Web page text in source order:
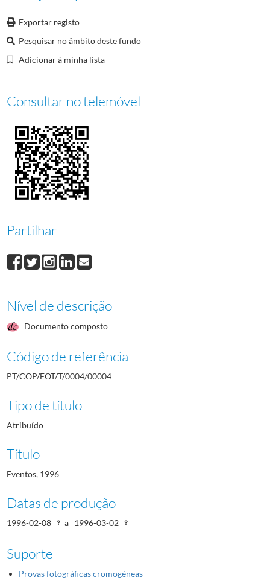
00010Eventos, anos 80
00011
Jornadas Olímpicas da Juventude em Bath
000002 Jogos Olímpicos de Los Angeles, 1984
Exportar registo
Pesquisar no âmbito deste fundo
Adicionar à minha lista
Consultar no telemóvel
Partilhar
Nível de descrição
Documento composto
Código de referência
PT/COP/FOT/T/0004/00004
Tipo de título
Atribuído
Título
Eventos, 1996
Datas de produção
1996-02-08 a 1996-03-02
Suporte
Provas fotográficas cromogéneas